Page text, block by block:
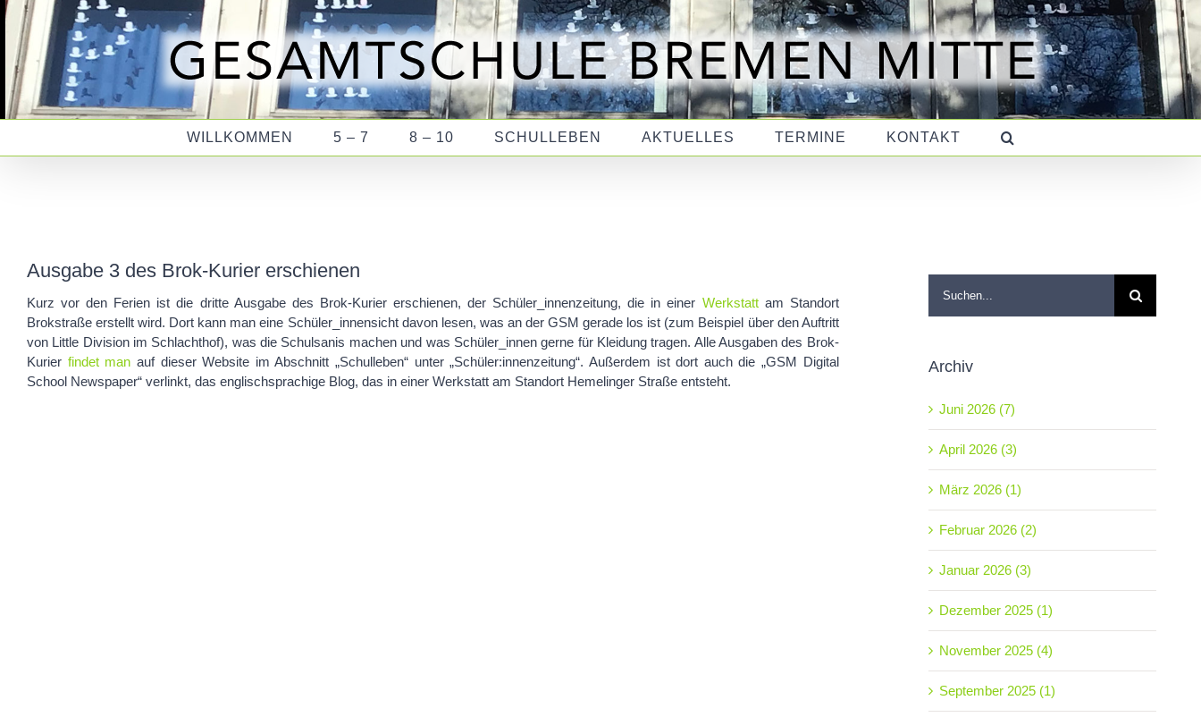
Zum
Inhalt
springen
WILLKOMMEN 5 – 7 8 – 10 SCHULLEBEN AKTUELLES TERMINE KONTAKT
Ausgabe 3 des Brok-Kurier erschienen
Kurz vor den Ferien ist die dritte Ausgabe des Brok-Kurier erschienen, der Schüler_innenzeitung, die in einer Werkstattam Standort
Brokstraße erstellt wird. Dort kann man eine Schüler_innensicht davon lesen, was an der GSM gerade los ist (zum Beispiel über den Auftritt
von Little Division im Schlachthof), was die Schulsanis machen und was Schüler_innen gerne für Kleidung tragen. Alle Ausgaben des Brok-
Kurier findet man auf dieser Website im Abschnitt „Schulleben“ unter „Schüler:innenzeitung“. Außerdem ist dort auch die „GSM Digital
School Newspaper“ verlinkt, das englischsprachige Blog, das in einer Werkstatt am Standort Hemelinger Straße entsteht.
Archiv
Juni 2026 (7)
April 2026 (3)
März 2026 (1)
Februar 2026 (2)
Januar 2026 (3)
Dezember 2025 (1)
November 2025 (4)
September 2025 (1)